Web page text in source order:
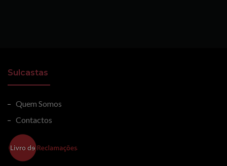
Sulcastas
Quem Somos
Contactos